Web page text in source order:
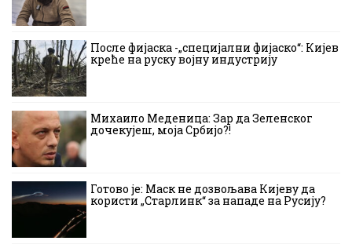
После фијаска -„специјални фијаско“: Кијев
креће на руску војну индустрију
Михаило Меденица: Зар да Зеленског
дочекујеш, моја Србијо?!
Готово је: Маск не дозвољава Кијеву да
користи „Старлинк“ за нападе на Русију?